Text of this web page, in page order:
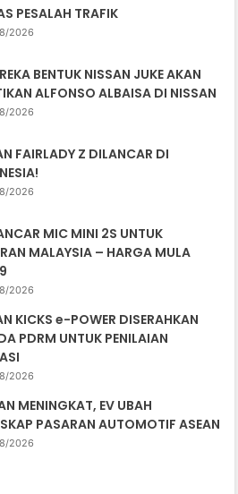
PESALAH TRAFIK
2026
BENTUK NISSAN JUKE AKAN
ALFONSO ALBAISA DI NISSAN
2026
FAIRLADY Z DILANCAR DI
2026
MIC MINI 2S UNTUK
MALAYSIA – HARGA MULA
2026
KICKS e-POWER DISERAHKAN
PDRM UNTUK PENILAIAN
2026
MENINGKAT, EV UBAH
PASARAN AUTOMOTIF ASEAN
2026